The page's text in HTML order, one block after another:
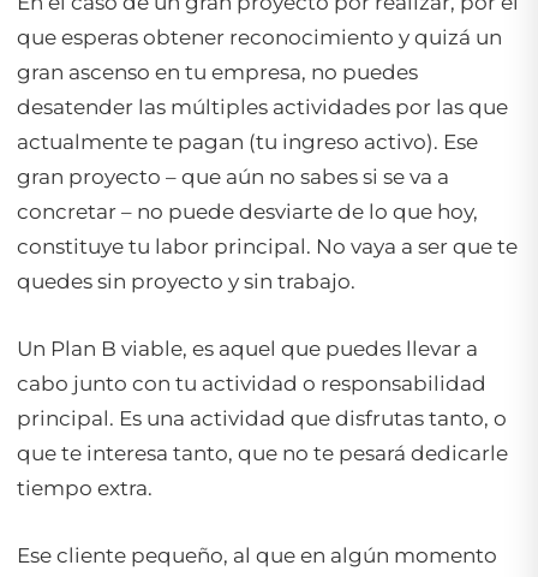
que esperas obtener reconocimiento y quizá un
gran ascenso en tu empresa, no puedes
desatender las múltiples actividades por las que
actualmente te pagan (tu ingreso activo). Ese
gran proyecto – que aún no sabes si se va a
concretar – no puede desviarte de lo que hoy,
constituye tu labor principal. No vaya a ser que te
quedes sin proyecto y sin trabajo.
Un Plan B viable, es aquel que puedes llevar a
cabo junto con tu actividad o responsabilidad
principal. Es una actividad que disfrutas tanto, o
que te interesa tanto, que no te pesará dedicarle
tiempo extra.
Ese cliente pequeño, al que en algún momento